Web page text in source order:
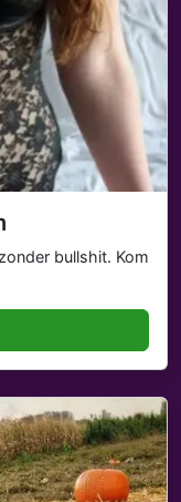
bullshit. Kom